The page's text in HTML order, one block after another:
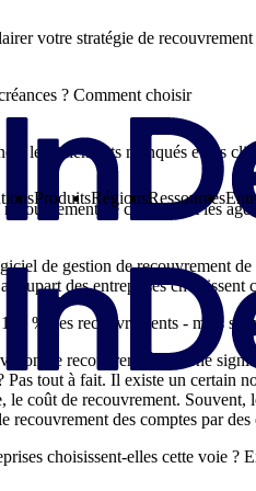
votre stratégie de
ProduitsRégionsRessources
? Comment choisir
les paiements manqués et les
de créances et les
de gestion de recouvrement
plupart des entreprises
% des recouvrements - mais
de recouvrement interne
Pas tout à fait. Il existe un certain
le coût de recouvrement.
recouvrement des comptes par
choisissent-elles cette voie ?